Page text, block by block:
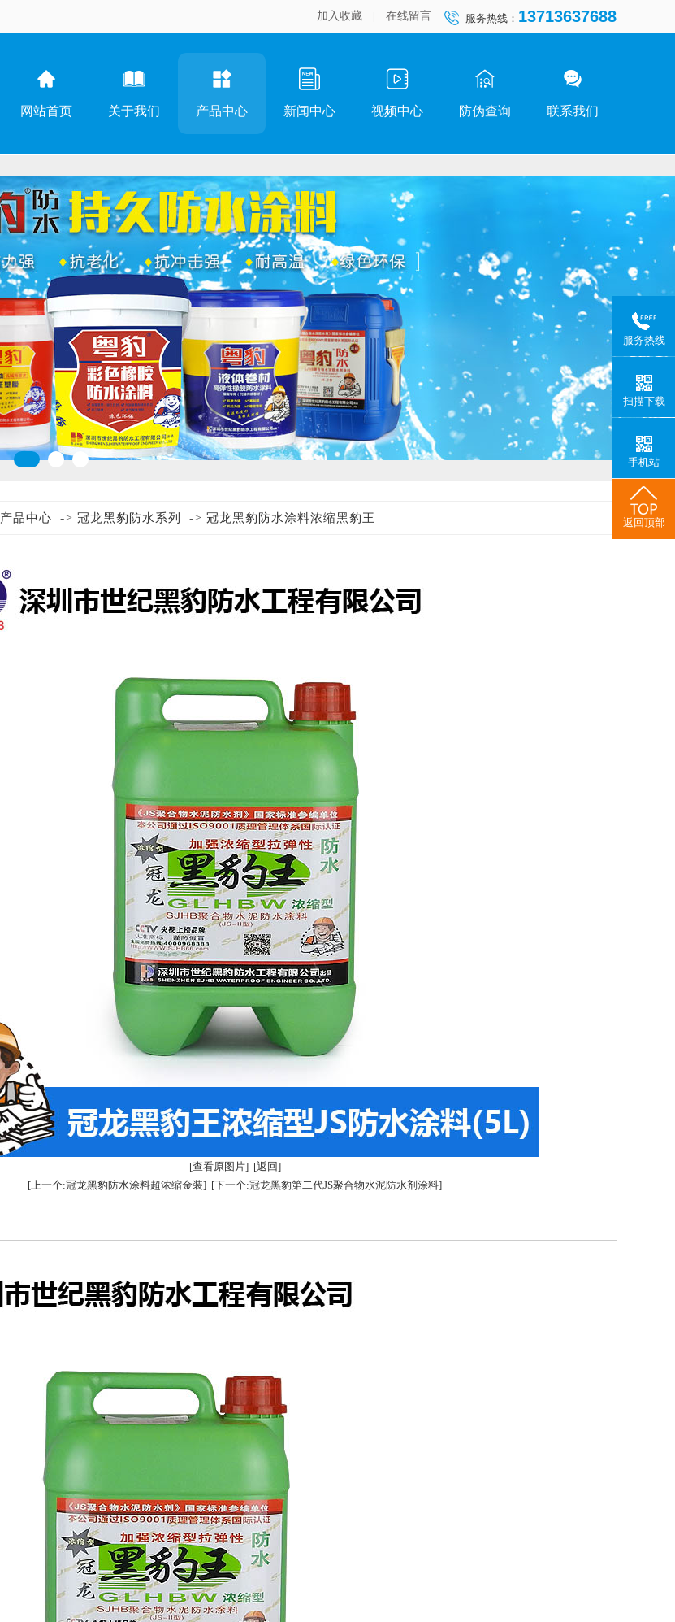
服务热线： 13713637688
加入收藏 | 在线留言
网站首页 关于我们 产品中心 新闻中心 视频中心 防伪查询 联系我们
产品中心 -> 冠龙黑豹防水系列 -> 冠龙黑豹防水涂料浓缩黑豹王
[查看原图片] [返回]
[上一个:冠龙黑豹防水涂料超浓缩金装] [下一个:冠龙黑豹第二代JS聚合物水泥防水剂涂料]
服务热线
扫描下载
手机站
返回顶部